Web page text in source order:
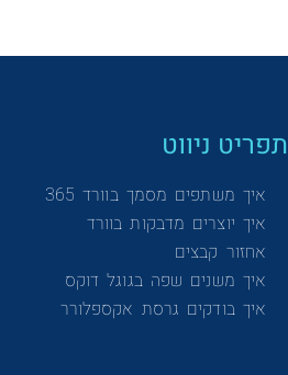
תפריט ניווט
איך משתפים מסמך בוורד 365
איך יוצרים מדבקות בוורד
אחזור קבצים
איך משנים שפה בגוגל דוקס
איך בודקים גרסת אקספלורר